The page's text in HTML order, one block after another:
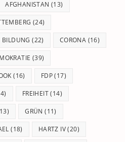
AFGHANISTAN (13)
(24)
BILDUNG (22) CORONA (16)
(39)
(16) FDP(17)
FREIHEIT(14)
GRÜN (11)
(18) HARTZ IV(20)